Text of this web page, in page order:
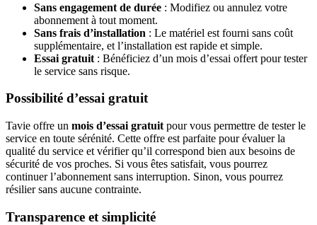
Sans engagement de durée : Modifiez ou annulez votre
abonnement à tout moment.
Sans frais d’installation : Le matériel est fourni sans coût
supplémentaire, et l’installation est rapide et simple.
Essai gratuit : Bénéficiez d’un mois d’essai offert pour tester
le service sans risque.
Possibilité d’essai gratuit
Tavie offre un mois d’essai gratuit pour vous permettre de tester le
service en toute sérénité. Cette offre est parfaite pour évaluer la
qualité du service et vérifier qu’il correspond bien aux besoins de
sécurité de vos proches. Si vous êtes satisfait, vous pourrez
continuer l’abonnement sans interruption. Sinon, vous pourrez
résilier sans aucune contrainte.
Transparence et simplicité